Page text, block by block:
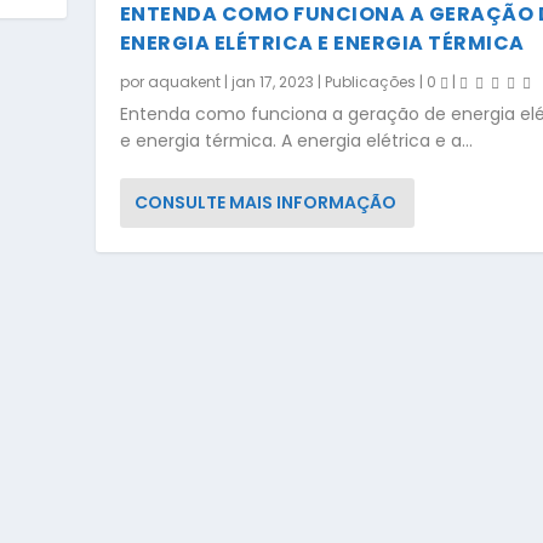
ENTENDA COMO FUNCIONA A GERAÇÃO
ENERGIA ELÉTRICA E ENERGIA TÉRMICA
por aquakent| jan 17, 2023 | Publicações | 0 |
Entenda como funciona a geração de energia
e energia térmica. A energia elétrica e a...
CONSULTE MAIS INFORMAÇÃO